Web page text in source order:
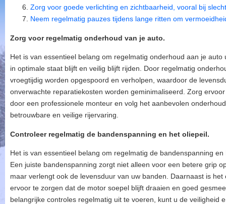
Zorg voor goede verlichting en zichtbaarheid, vooral bij
Neem regelmatig pauzes tijdens lange ritten om
Zorg voor regelmatig onderhoud van je auto.
Het is van essentieel belang om regelmatig onderhoud aan je
in optimale staat blijft en veilig blijft rijden. Door regelmatig
vroegtijdig worden opgespoord en verholpen, waardoor de
onverwachte reparatiekosten worden geminimaliseerd. Zorg
door een professionele monteur en volg het aanbevolen
betrouwbare en veilige rijervaring.
Controleer regelmatig de bandenspanning en het oliepeil.
Het is van essentieel belang om regelmatig de bandenspanning
Een juiste bandenspanning zorgt niet alleen voor een betere grip
maar verlengt ook de levensduur van uw banden. Daarnaast is
ervoor te zorgen dat de motor soepel blijft draaien en goed
belangrijke controles regelmatig uit te voeren, kunt u de veiligheid